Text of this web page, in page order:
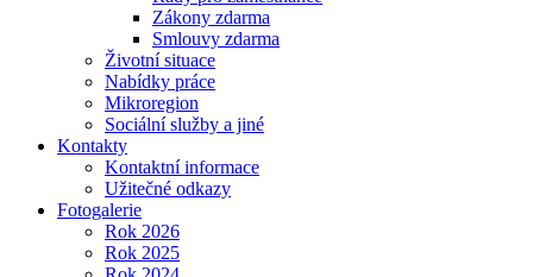
Zákony zdarma
Smlouvy zdarma
Životní situace
Nabídky práce
Mikroregion
Sociální služby a jiné
Kontakty
Kontaktní informace
Užitečné odkazy
Fotogalerie
Rok 2026
Rok 2025